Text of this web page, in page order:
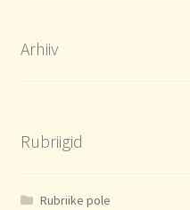
Arhiiv
Rubriigid
Rubriike pole